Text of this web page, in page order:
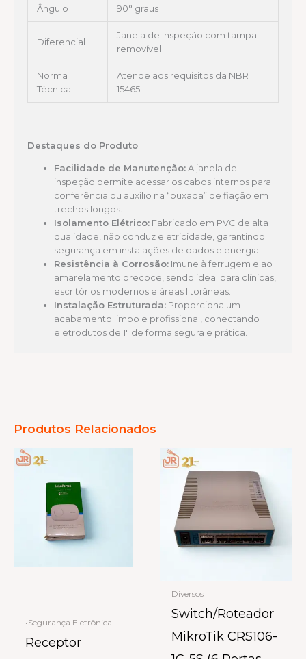
Ângulo 90° graus
Diferencial
Janela de inspeção com tampa
removível
Norma
Técnica
Atende aos requisitos da NBR
15465
Destaques do Produto
Facilidade de Manutenção:A janela de
inspeção permite acessar os cabos internos para
conferência ou auxílio na “puxada” de fiação em
trechos longos.
Isolamento Elétrico: Fabricado em PVC de alta
qualidade, não conduz eletricidade, garantindo
segurança em instalações de dados e energia.
Resistência à Corrosão: Imune à ferrugem e ao
amarelamento precoce, sendo ideal para clínicas,
escritórios modernos e áreas litorâneas.
Instalação Estruturada: Proporciona um
acabamento limpo e profissional, conectando
eletrodutos de 1″ de forma segura e prática.
Produtos Relacionados
•Segurança Eletrônica
Receptor
Diversos
Switch/Roteador
MikroTik CRS106-